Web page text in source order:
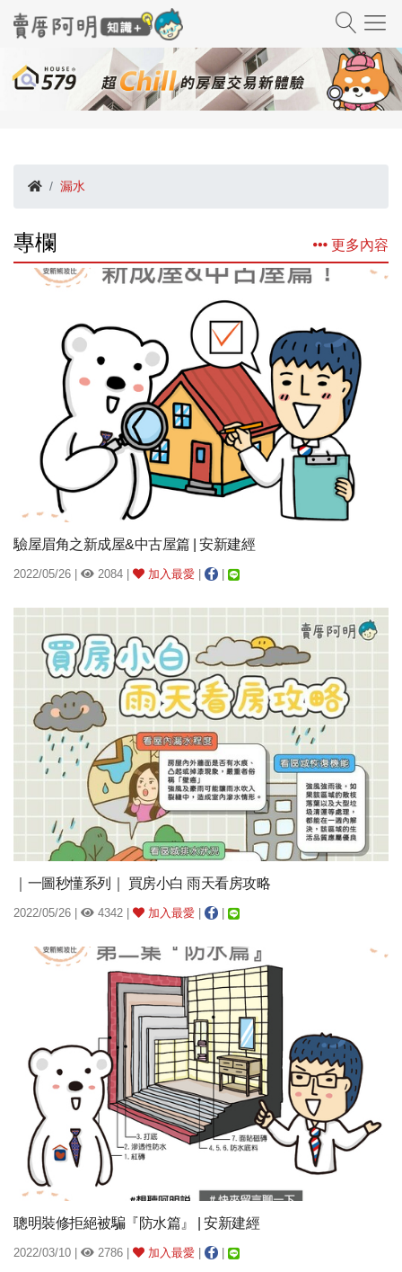
漏水
專欄 更多內容
驗屋眉角之新成屋&中古屋篇 | 安新建經
2022/05/26 | 2084 | 加入最愛 | |
｜一圖秒懂系列｜ 買房小白 雨天看房攻略
2022/05/26 | 4342 | 加入最愛
聰明裝修拒絕被騙『防水篇』 | 安新建經
2022/03/10 | 2786 | 加入最愛